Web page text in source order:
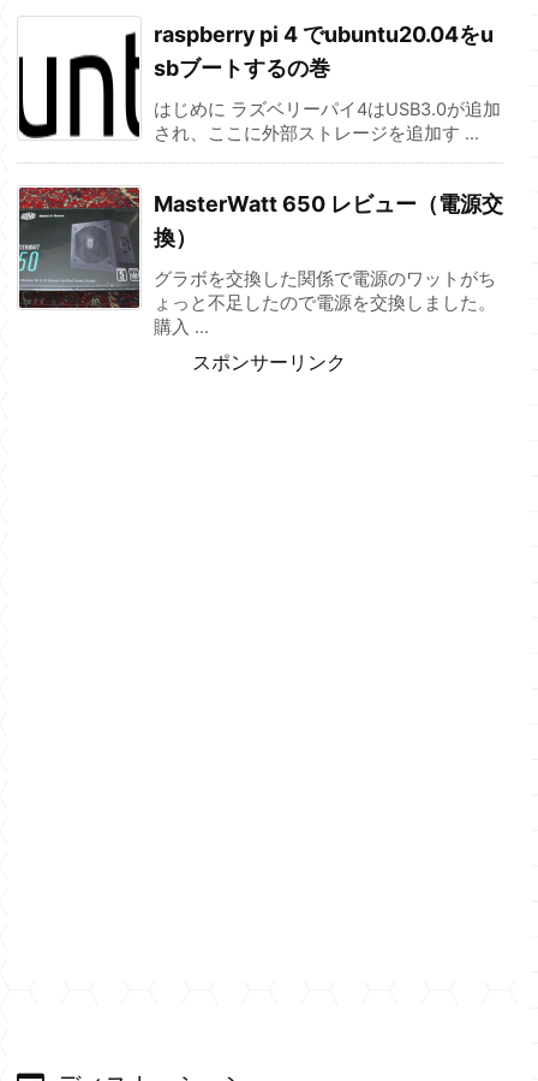
raspberry pi 4 でubuntu20.04をu
sbブートするの巻
はじめに ラズベリーパイ4はUSB3.0が追加
され、ここに外部ストレージを追加す ...
MasterWatt 650 レビュー（電源交
換）
グラボを交換した関係で電源のワットがち
ょっと不足したので電源を交換しました。
購入 ...
スポンサーリンク